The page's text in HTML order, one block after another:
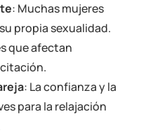
: Muchas mujeres
propia sexualidad.
que afectan
: La confianza y la
para la relajación